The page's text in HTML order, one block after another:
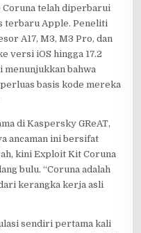
Coruna telah diperbarui
terbaru Apple. Peneliti
A17, M3, M3 Pro, dan
versi iOS hingga 17.2
menunjukkan bahwa
basis kode mereka
di Kaspersky GReAT,
ancaman ini bersifat
kini Exploit Kit Coruna
bulu. “Coruna adalah
kerangka kerja asli
sendiri pertama kali